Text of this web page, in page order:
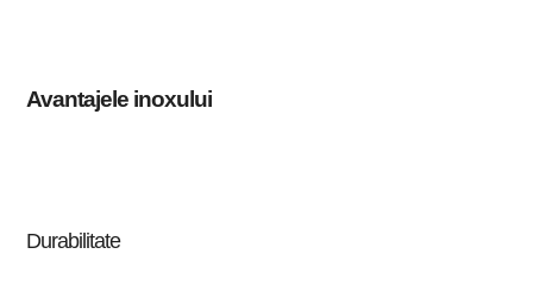
Avantajele inoxului
Durabilitate